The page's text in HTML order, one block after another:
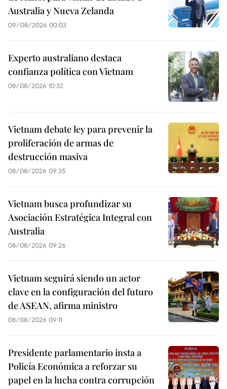
Australia y Nueva Zelanda
09/08/2026 00:03
Experto australiano destaca
confianza política con Vietnam
08/08/2026 10:32
Vietnam debate ley para prevenir la
proliferación de armas de
destrucción masiva
08/08/2026 09:35
Vietnam busca profundizar su
Asociación Estratégica Integral con
Australia
08/08/2026 09:26
Vietnam seguirá siendo un actor
clave en la configuración del futuro
de ASEAN, afirma ministro
08/08/2026 09:11
Presidente parlamentario insta a
Policía Económica a reforzar su
papel en la lucha contra corrupción